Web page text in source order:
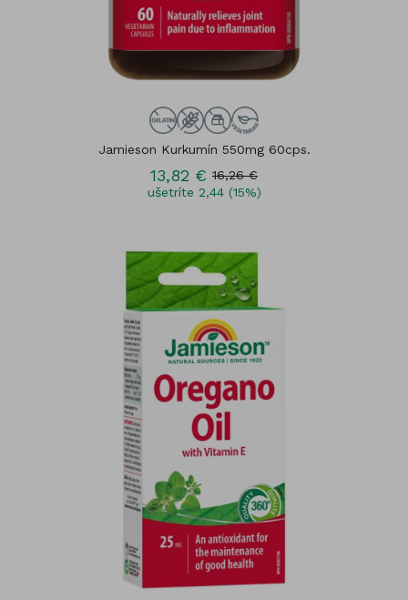
Jamieson Kurkumín 550mg 60cps.
13,82 € 16,26 €
ušetríte 2,44 (15%)